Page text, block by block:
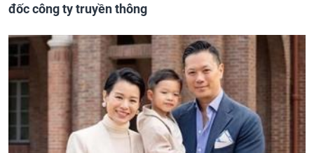
đốc công ty truyền thông